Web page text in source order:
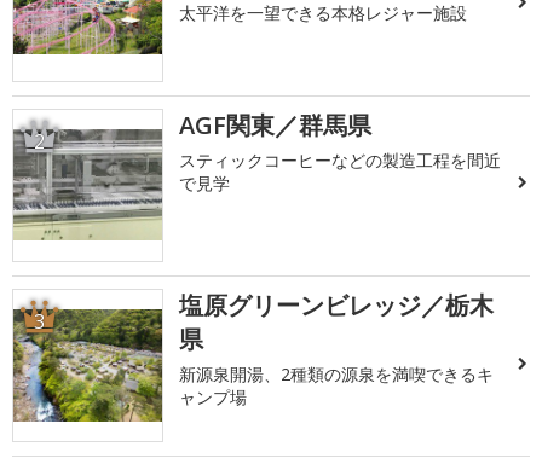
太平洋を一望できる本格レジャー施設
2 AGF関東／群馬県
スティックコーヒーなどの製造工程を間近
で見学
3
塩原グリーンビレッジ／栃木
県
新源泉開湯、2種類の源泉を満喫できるキ
ャンプ場